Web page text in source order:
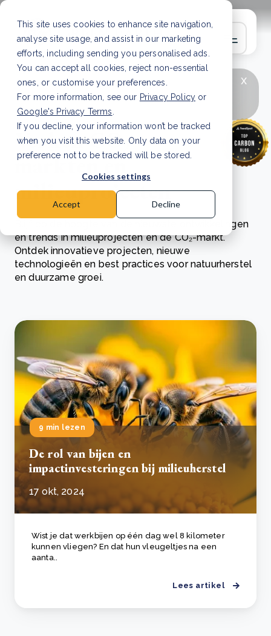
This site uses cookies to enhance site navigation,
analyse site usage, and assist in our marketing
efforts, including sending you personalised ads.
You can accept all cookies, reject non-essential
ones, or customise your preferences.
For more information, see our Privacy Policy or
Google's Privacy Terms
If you decline, your information won’t be tracked
when you visit this website. Only data on your
preference not to be tracked will be stored.
Cookies settings
Accept Decline
x
LAATSTE ARTIKEL
CSRD en uw positie als
leverancier: wat verandert er in 2026?Lees
artikel
Verken CO₂-
markten en
milieuprojecten
Blijf op de hoogte van de nieuwste ontwikkelingen
en trends in milieuprojecten en de CO₂-markt.
Ontdek innovatieve projecten, nieuwe
technologieën en best practices voor natuurherstel
en duurzame groei.
9 min lezen
De rol van bijen en
impactinvesteringen bij milieuherstel
17 okt, 2024
Wist je dat werkbijen op één dag wel 8 kilometer
kunnen vliegen? En dat hun vleugeltjes na een
aanta..
Lees artikel